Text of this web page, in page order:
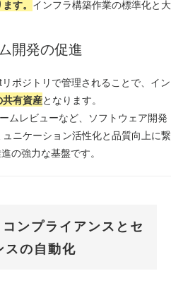
す。 インフラ構築作業の標準化と大
開発の促進
ポジトリで管理されることで、イン
有資産となります。
ムレビューなど、ソフトウェア開発
ニケーション活性化と品質向上に繋
の強力な基盤です。
ンプライアンスとセ
スの自動化